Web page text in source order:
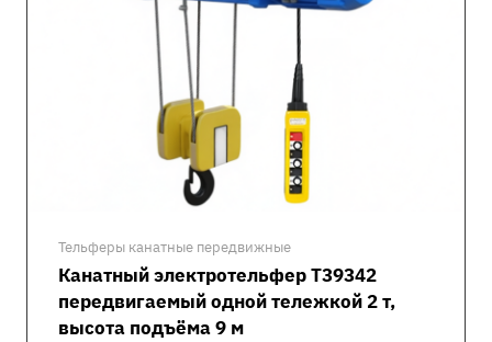
Тельферы канатные передвижные
Канатный электротельфер Т39342
передвигаемый одной тележкой 2 т,
высота подъёма 9 м